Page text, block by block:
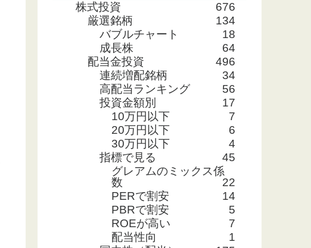
株式投資
676
厳選銘柄
134
バブルチャート
18
成長株
64
配当金投資
496
連続増配銘柄
34
高配当ランキング
56
投資金額別
17
10万円以下
7
20万円以下
6
30万円以下
4
指標で見る
45
グレアムのミックス係
数
22
PERで割安
14
PBRで割安
5
ROEが高い
7
配当性向
1